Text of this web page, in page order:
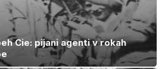
Cie: pijani agenti v rokah